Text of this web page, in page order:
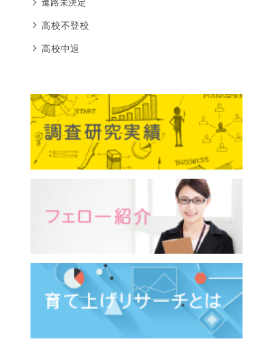
進路未決定
高校不登校
高校中退